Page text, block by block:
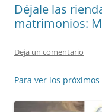
Déjale las
matrimonios:
Deja un comentario
Para ver los próximos